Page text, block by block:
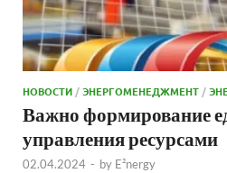
НОВОСТИ/ЭНЕРГОМЕНЕДЖМЕНТ/
Важно формирование
управления ресурсами
02.04.2024 - by E²nergy